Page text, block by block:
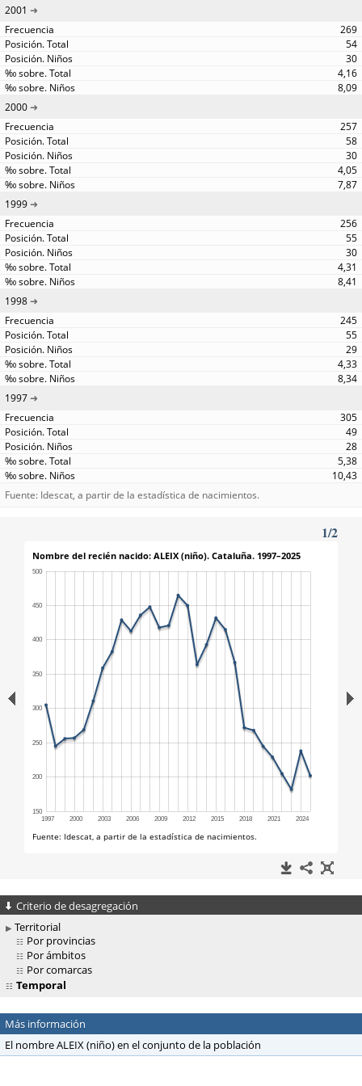
2001
269
54
30
4,16
8,09
2000
257
58
30
4,05
7,87
1999
256
55
30
4,31
8,41
1998
245
55
29
4,33
8,34
1997
305
49
28
5,38
10,43
Fuente: Idescat, a partir de la estadística de nacimientos.
Criterio de desagregación
Territorial
Por provincias
Por ámbitos
Por comarcas
Temporal
Más información
El nombre ALEIX (niño) en el conjunto de la población